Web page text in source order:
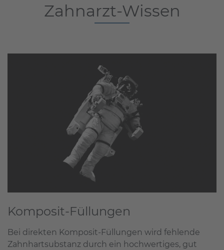
Zahnarzt-Wissen
Komposit-Füllungen
Bei direkten Komposit-Füllungen wird fehlende
Zahnhartsubstanz durch ein hochwertiges, gut